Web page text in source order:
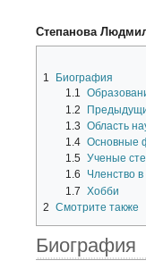
Степанова
1
Биография
1.1
1.2
1.3 Область
1.4 Основные
1.5 Ученые
1.6
Членство
1.7 Хобби
2 Смотрите также
Биография